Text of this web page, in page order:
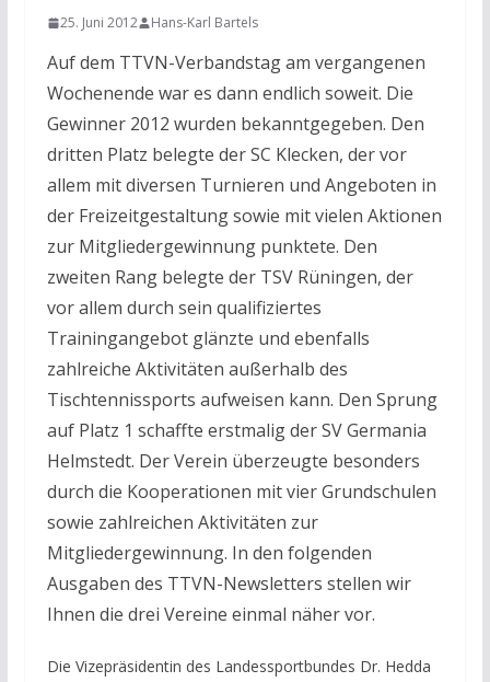
25. Juni 2012 Hans-Karl Bartels
Auf dem TTVN-Verbandstag am vergangenen
Wochenende war es dann endlich soweit. Die
Gewinner 2012 wurden bekanntgegeben. Den
dritten Platz belegte der SC Klecken, der vor
allem mit diversen Turnieren und Angeboten in
der Freizeitgestaltung sowie mit vielen Aktionen
zur Mitgliedergewinnung punktete. Den
zweiten Rang belegte der TSV Rüningen, der
vor allem durch sein qualifiziertes
Trainingangebot glänzte und ebenfalls
zahlreiche Aktivitäten außerhalb des
Tischtennissports aufweisen kann. Den Sprung
auf Platz 1 schaffte erstmalig der SV Germania
Helmstedt. Der Verein überzeugte besonders
durch die Kooperationen mit vier Grundschulen
sowie zahlreichen Aktivitäten zur
Mitgliedergewinnung. In den folgenden
Ausgaben des TTVN-Newsletters stellen wir
Ihnen die drei Vereine einmal näher vor.
Die Vizepräsidentin des Landessportbundes Dr. Hedda